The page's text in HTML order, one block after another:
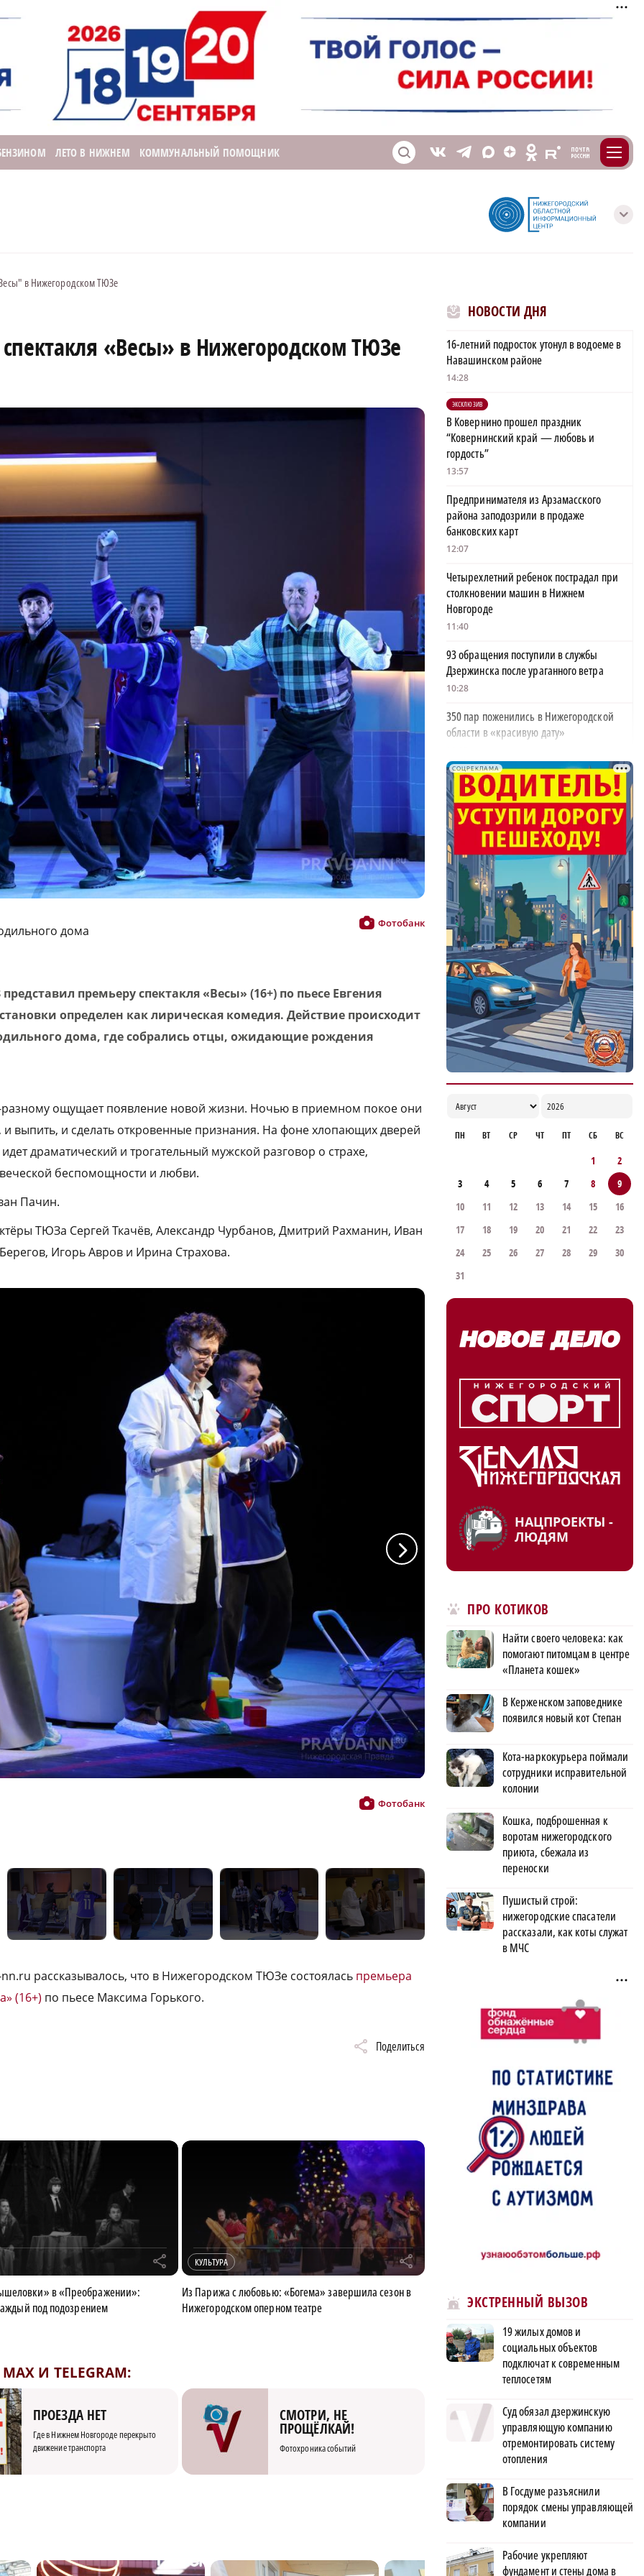
ЛЕТО В НИЖНЕМ КОММУНАЛЬНЫЙ ПОМОЩНИК S V T X Z O E m
с
в Нижегородском ТЮЗе
«Весы» в Нижегородском ТЮЗе
дома Фотобанк
премьеру спектакля «Весы» (16+) по пьесе Евгения
определен как лирическая комедия. Действие происходит
дома, где собрались отцы, ожидающие рождения
ощущает появление новой жизни. Ночью в приемном покое они
и выпить, и сделать откровенные признания. На фоне хлопающих дверей
драматический и трогательный мужской разговор о страхе,
беспомощности и любви.
Пачин.
ТЮЗа Сергей Ткачёв, Александр Чурбанов, Дмитрий Рахманин, Иван
Игорь Авров и Ирина Страхова.
Фотобанк
Фото: Александр Воложанин
Спектакль «Весы» по пьесе Евгения
a
рассказывалось, что в Нижегородском ТЮЗе состоялась премьера
(16+) по пьесе Максима Горького.
Поделиться
r
в «Преображении»:
под подозрением
КУЛЬТУРА r
Из Парижа с любовью: «Богема» завершила сезон в
Нижегородском оперном театре
И TELEGRAM:
ПРОЕЗДА НЕТ
Где в Нижнем Новгороде перекрыто
движение транспорта
СМОТРИ, НЕ
ПРОЩЁЛКАЙ!
Фотохроника событий
×
НОВОСТИ ДНЯ
16-летний подросток утонул в водоеме в
Навашинском районе
14:28
ЭКСКЛЮЗИВ
В Ковернино прошел праздник
“Ковернинский край — любовь и
гордость”
13:57
Предпринимателя из Арзамасского
района заподозрили в продаже
банковских карт
12:07
Четырехлетний ребенок пострадал при
столкновении машин в Нижнем
Новгороде
11:40
93 обращения поступили в службы
Дзержинска после ураганного ветра
10:28
350 пар поженились в Нижегородской
области в «красивую дату»
Деревянное здание загорелось от удара
молнии в Борском районе
09:42
Глеб Никитин обратился к строителям в
День строителя
06:00
ФК «Нижний Новгород» одержал пятую
победу подряд
21:08
Третий класс пожароопасности действует
в Нижегородской области
17:05
СОЦРЕКЛАМА
ПН ВТ СР ЧТ ПТ СБ ВС
1
2
3
4 5 6 7 8
9
10
11 12 13 14 15
16
17
18 19 20 21 22
23
24
25 26 27 28 29
30
31
НАЦПРОЕКТЫ -
ЛЮДЯМ
ПРО КОТИКОВ
Найти своего человека: как
помогают питомцам в центре
«Планета кошек»
В Керженском заповеднике
появился новый кот Степан
Кота-наркокурьера поймали
сотрудники исправительной
колонии
Кошка, подброшенная к
воротам нижегородского
приюта, сбежала из
переноски
Пушистый строй:
нижегородские спасатели
рассказали, как коты служат
в МЧС
ЭКСТРЕННЫЙ ВЫЗОВ
19 жилых домов и
социальных объектов
подключат к современным
теплосетям
Суд обязал дзержинскую
управляющую компанию
отремонтировать систему
отопления
В Госдуме разъяснили
порядок смены управляющей
компании
Рабочие укрепляют
фундамент и стены дома в